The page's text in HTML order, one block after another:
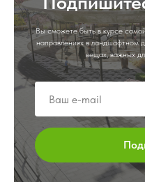
Вы сможете быть в курсе
направлениях в ландшафтном
вещах, важных